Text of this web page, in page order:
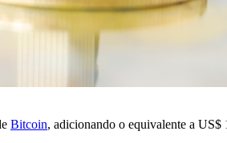
Bitcoin, adicionando o equivalente a